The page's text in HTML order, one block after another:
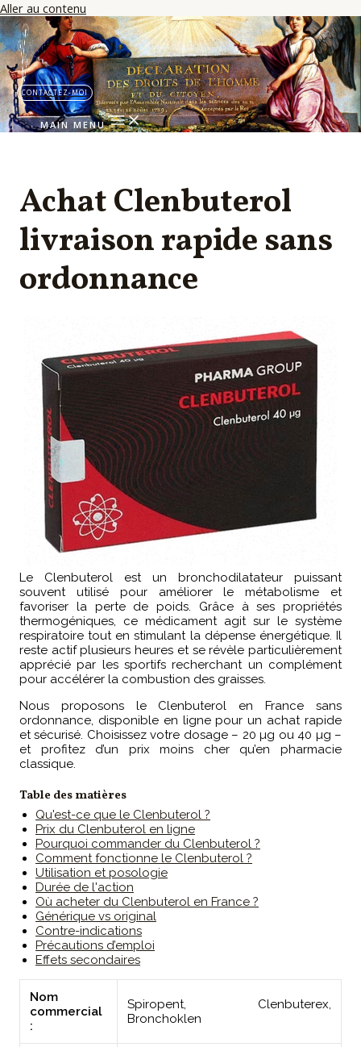
Aller au contenu
CONTACTEZ-MOI
MAIN MENU
Achat Clenbuterol
livraison rapide sans
ordonnance
Le Clenbuterol est un bronchodilatateur puissant
souvent utilisé pour améliorer le métabolisme et
favoriser la perte de poids. Grâce à ses propriétés
thermogéniques, ce médicament agit sur le système
respiratoire tout en stimulant la dépense énergétique. Il
reste actif plusieurs heures et se révèle particulièrement
apprécié par les sportifs recherchant un complément
pour accélérer la combustion des graisses.
Nous proposons le Clenbuterol en France sans
ordonnance, disponible en ligne pour un achat rapide
et sécurisé. Choisissez votre dosage – 20 µg ou 40 µg –
et profitez d’un prix moins cher qu’en pharmacie
classique.
Table des matières
Qu'est-ce que le Clenbuterol ?
Prix du Clenbuterol en ligne
Pourquoi commander du Clenbuterol ?
Comment fonctionne le Clenbuterol ?
Utilisation et posologie
Durée de l'action
Où acheter du Clenbuterol en France ?
Générique vs original
Contre-indications
Précautions d’emploi
Effets secondaires
Nom
commercial
:
Spiropent, Clenbuterex,
Bronchoklen